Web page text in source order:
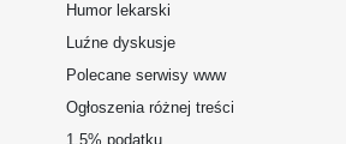
Humor lekarski
Luźne dyskusje
Polecane serwisy www
Ogłoszenia różnej treści
1,5% podatku